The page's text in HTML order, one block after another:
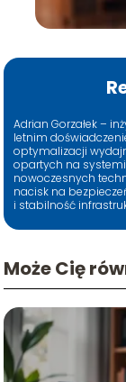
Adrian Gorzałek –
letnim
optymalizacji
opartych na
nowoczesnych
nacisk na
i stabilność
Może Cię